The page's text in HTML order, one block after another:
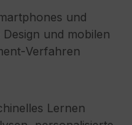
und
und mobilen
Lernen